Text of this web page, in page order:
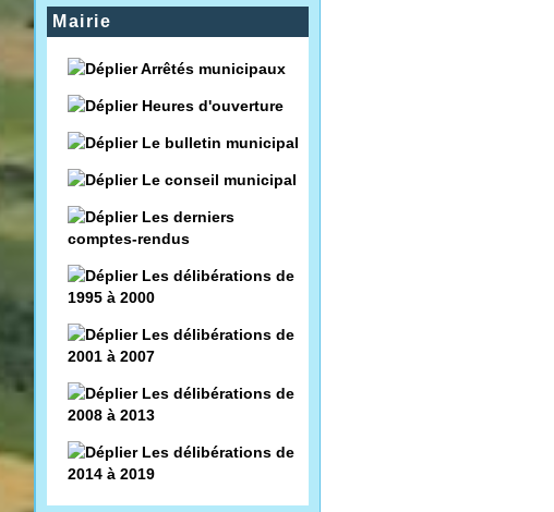
Mairie
Arrêtés municipaux
Heures d'ouverture
Le bulletin municipal
Le conseil municipal
Les derniers
comptes-rendus
Les délibérations de
1995 à 2000
Les délibérations de
2001 à 2007
Les délibérations de
2008 à 2013
Les délibérations de
2014 à 2019